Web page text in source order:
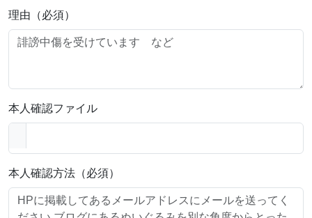
理由（必須）
本人確認ファイル
本人確認方法（必須）